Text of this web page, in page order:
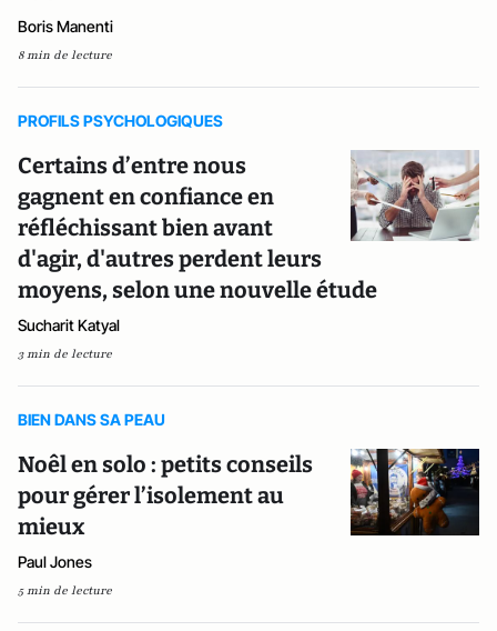
Boris Manenti
8 min de lecture
PROFILS PSYCHOLOGIQUES
Certains d’entre nous
gagnent en confiance en
réfléchissant bien avant
d'agir, d'autres perdent leurs
moyens, ​​selon une nouvelle étude
Sucharit Katyal
3 min de lecture
BIEN DANS SA PEAU
Noêl en solo : petits conseils
pour gérer l’isolement au
mieux
Paul Jones
5 min de lecture